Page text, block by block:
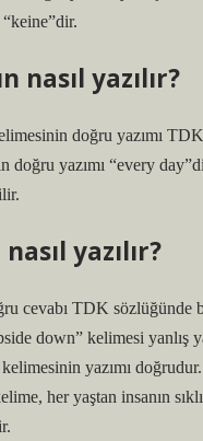
nasıl yazılır?
doğru yazımı
doğru yazımı “every
yazılır?
cevabı TDK
down” kelimesi yanlış
yazımı
her yaştan insanın